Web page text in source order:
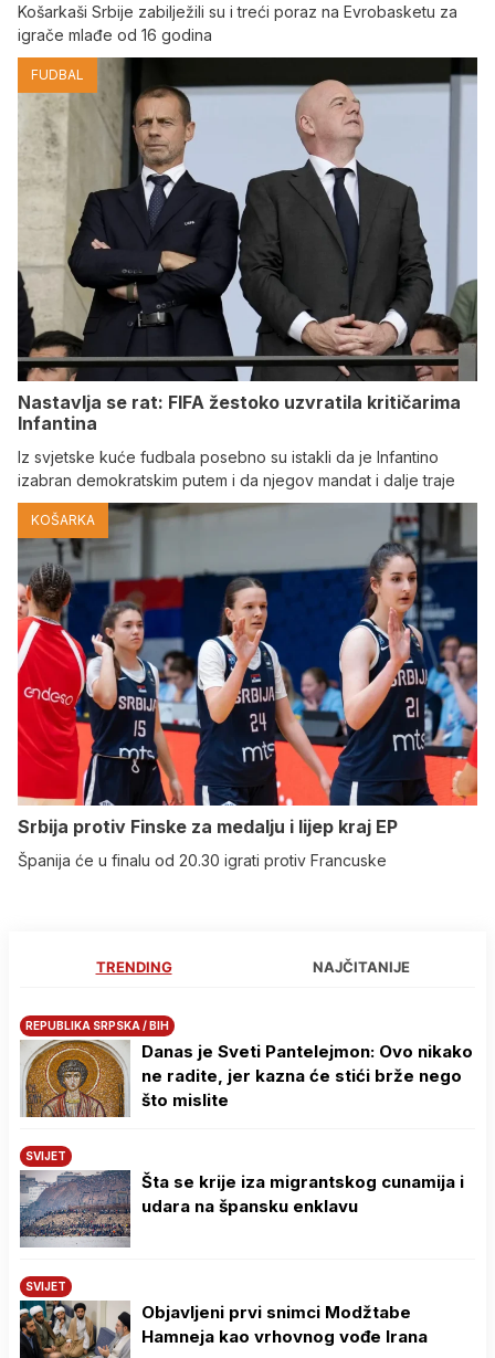
Košarkaši Srbije zabilježili su i treći poraz na Evrobasketu za
igrače mlađe od 16 godina
FUDBAL
Nastavlja se rat: FIFA žestoko uzvratila kritičarima
Infantina
Iz svjetske kuće fudbala posebno su istakli da je Infantino
izabran demokratskim putem i da njegov mandat i dalje traje
KOŠARKA
Srbija protiv Finske za medalju i lijep kraj EP
Španija će u finalu od 20.30 igrati protiv Francuske
TRENDING NAJČITANIJE
REPUBLIKA SRPSKA / BIH
Danas je Sveti Pantelejmon: Ovo nikako
ne radite, jer kazna će stići brže nego
što mislite
SVIJET
Šta se krije iza migrantskog cunamija i
udara na špansku enklavu
SVIJET
Objavljeni prvi snimci Modžtabe
Hamneja kao vrhovnog vođe Irana